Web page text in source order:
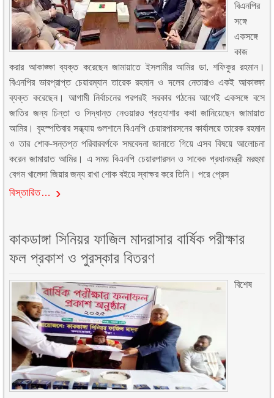
বিএনপির
সঙ্গে
একসঙ্গে
কাজ
করার আকাঙ্ক্ষা ব্যক্ত করেছেন জামায়াতে ইসলামীর আমির ডা. শফিকুর রহমান।
বিএনপির ভারপ্রাপ্ত চেয়ারম্যান তারেক রহমান ও দলের নেতারাও একই আকাঙ্ক্ষা
ব্যক্ত করেছেন। আগামী নির্বাচনের পরপরই সরকার গঠনের আগেই একসঙ্গে বসে
জাতির জন্য চিন্তা ও সিদ্ধান্ত নেওয়ারও প্রত্যাশার কথা জানিয়েছেন জামায়াত
আমির। বৃহস্পতিবার সন্ধ্যায় গুলশানে বিএনপি চেয়ারপারসনের কার্যালয়ে তারেক রহমান
ও তার শোক-সন্তপ্ত পরিবারবর্গকে সমবেদনা জানাতে গিয়ে এসব বিষয়ে আলোচনা
করেন জামায়াত আমির। এ সময় বিএনপি চেয়ারপারসন ও সাবেক প্রধানমন্ত্রী মরহুমা
বেগম খালেদা জিয়ার জন্য রাখা শোক বইয়ে স্বাক্ষর করে তিনি। পরে প্রেস
বিস্তারিত…
কাকডাঙ্গা সিনিয়র ফাজিল মাদরাসার বার্ষিক পরীক্ষার
ফল প্রকাশ ও পুরস্কার বিতরণ
বিশেষ